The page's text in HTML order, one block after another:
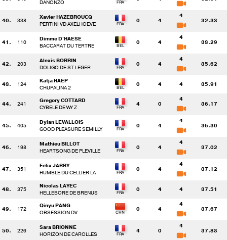
DANONZO
40. 338
Xavier HAZEBROUCQ
PERTINI VD AXELHOEVE
0 4
4
32.33
41. 110
Dimme D'HAESE
BACCARAT DU TERTRE
0 4
4
33.29
42. 203
Alexis BORRIN
DOLIGO DE ST LEGER
0 4
4
35.62
43. 124
Katja HAEP
CHUPALINA 2
0 4 4 35.91
44. 241
Gregory COTTARD
CYBELE DE WY Z
4 0
4
36.17
45. 405
Dylan LEVALLOIS
GOOD PLEASURE SEMILLY
0 4
4
36.30
46. 198
Mathieu BILLOT
HEARTSONG DE PLEVILLE
0 4
4
37.02
47. 351
Felix JARRY
HUMBLE DU CELLIER LA
0 4
4
37.12
48. 375
Nicolas LAYEC
HELLEBORE DE BRENUS
0 4 4 37.51
49. 172
Qinyu PANG
OBSESSION DV
0 4
4
37.67
50. 226
Sara BRIONNE
HORIZON DE CAROLLES
4 0
4
37.83